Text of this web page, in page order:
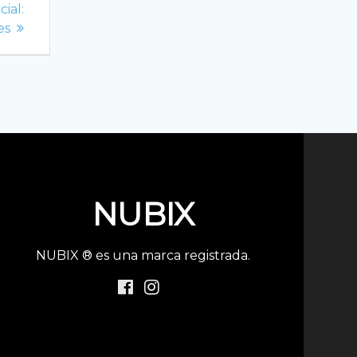
NUBIX
NUBIX ® es una marca registrada.